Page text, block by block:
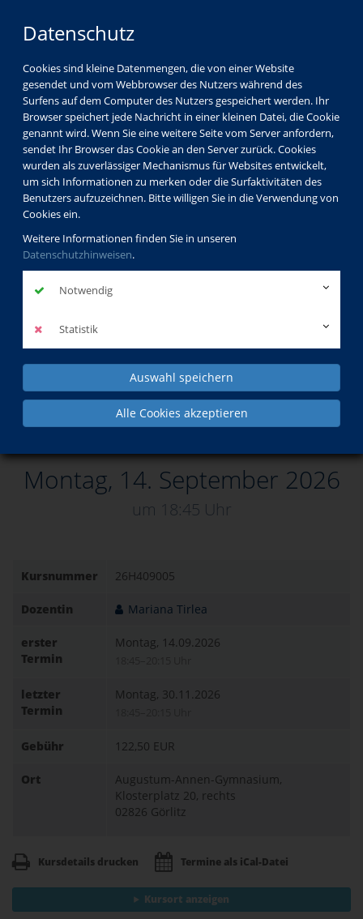
Datenschutz
Cookies sind kleine Datenmengen, die von einer Website
gesendet und vom Webbrowser des Nutzers während des
Surfens auf dem Computer des Nutzers gespeichert werden. Ihr
Browser speichert jede Nachricht in einer kleinen Datei, die Cookie
genannt wird. Wenn Sie eine weitere Seite vom Server anfordern,
sendet Ihr Browser das Cookie an den Server zurück. Cookies
wurden als zuverlässiger Mechanismus für Websites entwickelt,
um sich Informationen zu merken oder die Surfaktivitäten des
Benutzers aufzuzeichnen. Bitte willigen Sie in die Verwendung von
Cookies ein.
Weitere Informationen finden Sie in unseren
Datenschutzhinweisen.
Notwendig
Statistik
Auswahl speichern
Alle Cookies akzeptieren
Kursdetails Sprachen
Italienisch
Grundkurse A1
Italienisch Grundkurs III
Kleingruppe - Verlängerung bei mehr als
4 Teilnehmenden
Dieser Kurs ist buchbar!
Montag, 14. September 2026
um 18:45 Uhr
Kursnummer 26H409005
Dozentin Mariana Tirlea
erster
Termin
Montag, 14.09.2026
letzter
Termin
Montag, 30.11.2026
Gebühr 122,50 EUR
Ort
Augustum-Annen-Gymnasium,
Klosterplatz 20, rechts
02826 Görlitz
Kursdetails drucken Termine als iCal-Datei
Kursort anzeigen